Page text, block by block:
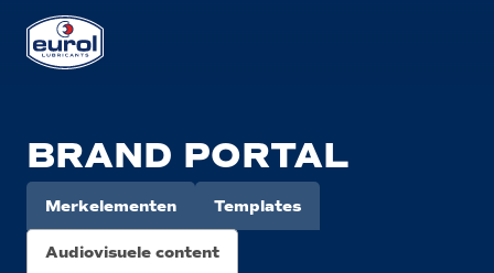
BRAND PORTAL
Merkelementen Templates
Audiovisuele content